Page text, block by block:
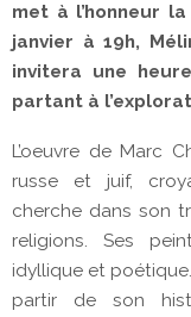
met à l’honneur
janvier à 19h,
invitera une
partant à
L’oeuvre de Marc
russe et juif,
cherche dans son
religions. Ses
idyllique et
partir de son